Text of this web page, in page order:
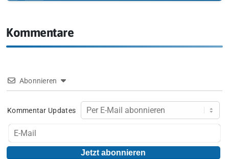
Kommentare
Abonnieren
Kommentar Updates